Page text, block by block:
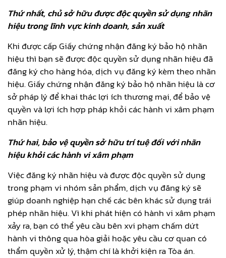
Thứ nhất, chủ sở hữu được độc quyền sử dụng nhãn
hiệu trong lĩnh vực kinh doanh, sản xuất
Khi được cấp Giấy chứng nhận đăng ký bảo hộ nhãn
hiệu thì bạn sẽ được độc quyền sử dụng nhãn hiệu đã
đăng ký cho hàng hóa, dịch vụ đăng ký kèm theo nhãn
hiệu. Giấy chứng nhận đăng ký bảo hộ nhãn hiệu là cơ
sở pháp lý để khai thác lợi ích thương mại, để bảo vệ
quyền và lợi ích hợp pháp khỏi các hành vi xâm phạm
nhãn hiệu.
Thứ hai, bảo vệ quyền sở hữu trí tuệ đối với nhãn
hiệu khỏi các hành vi xâm phạm
Việc đăng ký nhãn hiệu và được độc quyền sử dụng
trong phạm vi nhóm sản phẩm, dịch vụ đăng ký sẽ
giúp doanh nghiệp hạn chế các bên khác sử dụng trái
phép nhãn hiệu. Vì khi phát hiện có hành vi xâm phạm
xảy ra, bạn có thể yêu cầu bên xvi phạm chấm dứt
hành vi thông qua hòa giải hoặc yêu cầu cơ quan có
thẩm quyền xử lý, thậm chí là khởi kiện ra Tòa án.